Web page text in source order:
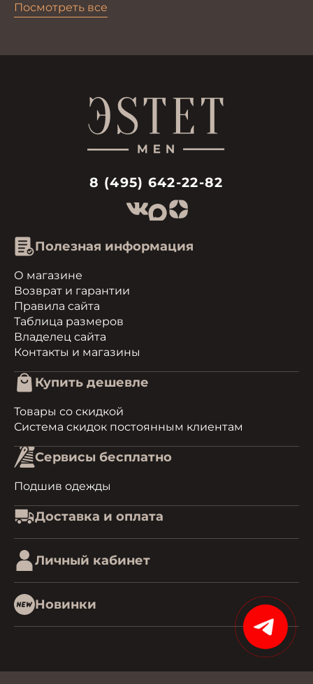
Посмотреть все
8 (495) 642-22-82
Полезная информация
О магазине
Возврат и гарантии
Правила сайта
Таблица размеров
Владелец сайта
Контакты и магазины
Купить дешевле
Товары со скидкой
Система скидок постоянным клиентам
Сервисы бесплатно
Подшив одежды
Доставка и оплата
Личный кабинет
Новинки
15%